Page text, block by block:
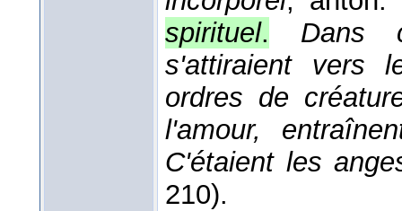
spirituel.
Dans
s'attiraient vers
ordres de
l'amour,
C'étaient les
210).